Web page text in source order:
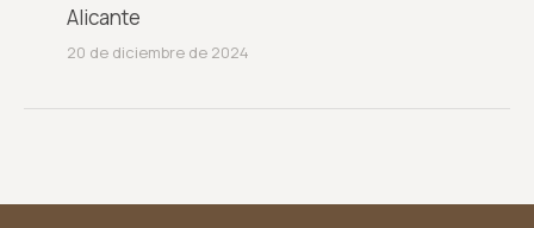
Alicante
20 de diciembre de 2024